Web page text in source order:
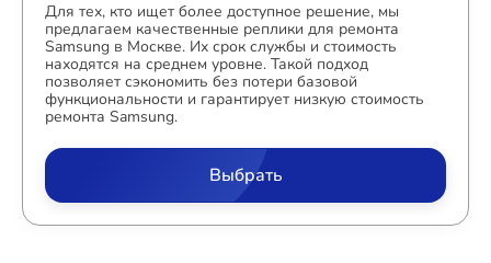
Для тех, кто ищет более доступное решение, мы
предлагаем качественные реплики для ремонта
Samsung в Москве. Их срок службы и стоимость
находятся на среднем уровне. Такой подход
позволяет сэкономить без потери базовой
функциональности и гарантирует низкую стоимость
ремонта Samsung.
Выбрать